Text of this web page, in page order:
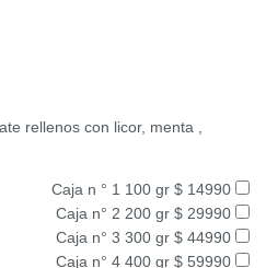
rellenos con licor, menta ,
Caja n ° 1 100 gr $ 14990
Caja n° 2 200 gr $ 29990
Caja n° 3 300 gr $ 44990
Caja n° 4 400 gr $ 59990